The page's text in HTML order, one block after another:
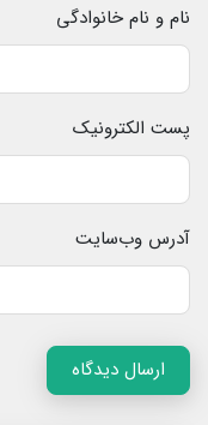
نام و نام خانوادگی
پست الکترونیک
آدرس وب‌سایت
ارسال دیدگاه